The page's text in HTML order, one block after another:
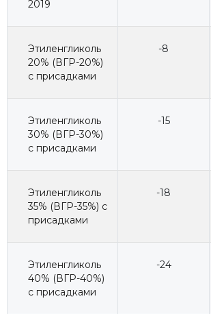
2019
Этиленгликоль
20% (ВГР-20%)
с присадками
-8
Этиленгликоль
30% (ВГР-30%)
с присадками
-15
Этиленгликоль
35% (ВГР-35%) с
присадками
-18
Этиленгликоль
40% (ВГР-40%)
с присадками
-24